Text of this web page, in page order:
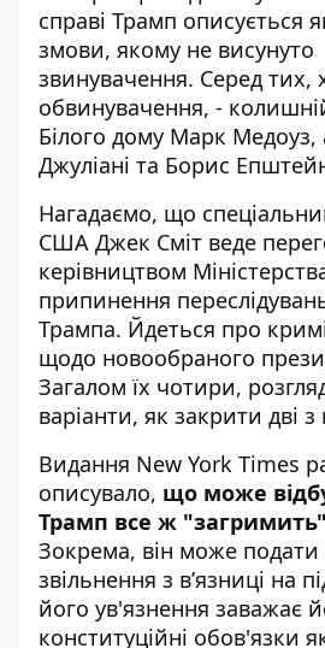
справі Трамп описується
змови, якому не висунуто
звинувачення. Серед тих,
обвинувачення, -
Білого дому Марк Медоуз,
Джуліані та Борис
Нагадаємо, що
США Джек Сміт веде
керівництвом
припинення
Трампа. Йдеться про
щодо новообраного
Загалом їх чотири,
варіанти, як закрити дві з
Видання New York Times
описувало, що може
Трамп все ж
Зокрема, він може подати
звільнення з в’язниці на
його ув'язнення заважає
конституційні обов'язки